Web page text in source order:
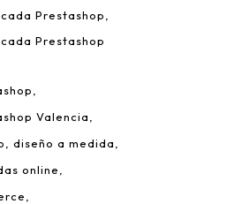
Prestashop
Prestashop
Valencia
diseño a medida
online